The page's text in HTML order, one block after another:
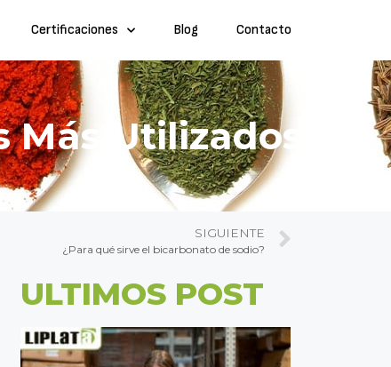
Certificaciones Blog Contacto
Utilizados?
SIGUIENTE
¿Para qué sirve el bicarbonato de sodio?
ULTIMOS POST